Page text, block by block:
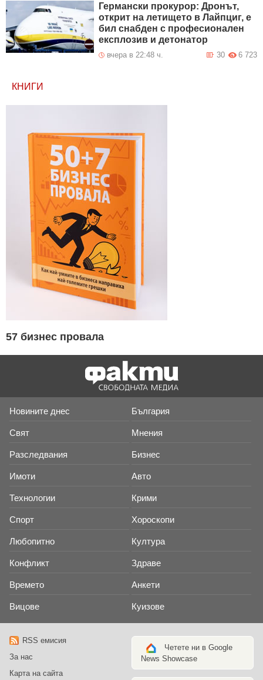
Германски прокурор: Дронът,
открит на летището в Лайпциг, е
бил снабден с професионален
експлозив и детонатор
вчера в 22:48 ч. 6 723
30
КНИГИ
57 бизнес провала
Новините днес България
Свят Мнения
Разследвания Бизнес
Имоти Авто
Технологии Крими
Спорт Хороскопи
Любопитно Култура
Конфликт Здраве
Времето Анкети
Вицове Куизове
RSS емисия
За нас
Карта на сайта
Четете ни в Google
News Showcase